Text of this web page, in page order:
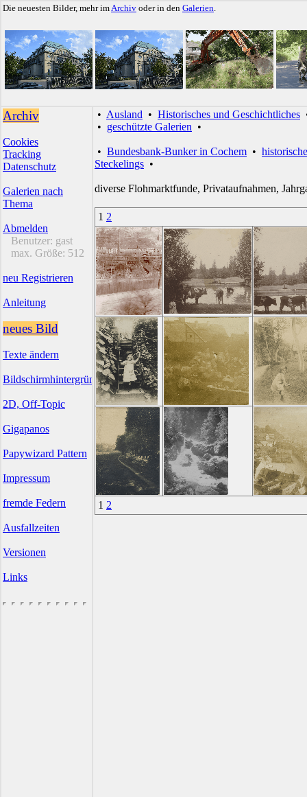
Die neuesten Bilder, mehr imArchiv oder in den Galerien.
Archiv
Cookies
Tracking
Datenschutz
Galerien nach
Thema
Abmelden
Benutzer: gast
max. Größe: 512
neu Registrieren
Anleitung
neues Bild
Texte ändern
Bildschirmhintergründe
2D, Off-Topic
Gigapanos
Papywizard Pattern
Impressum
fremde Federn
Ausfallzeiten
Versionen
Links
• Ausland • Historisches und Geschichtliches
• geschützte Galerien •
• Bundesbank-Bunker in Cochem •
Steckelings •
diverse Flohmarktfunde, Privataufnahmen,
1 2
1 2